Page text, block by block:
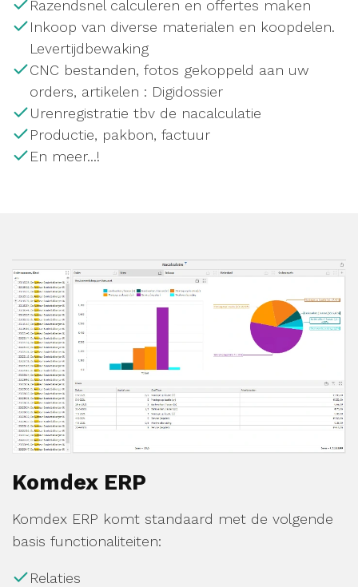
Razendsnel calculeren en offertes maken
Inkoop van diverse materialen en koopdelen.
Levertijdbewaking
CNC bestanden, fotos gekoppeld aan uw
orders, artikelen : Digidossier
Urenregistratie tbv de nacalculatie
Productie, pakbon, factuur
En meer...!
Komdex ERP
Komdex ERP komt standaard met de volgende
basis functionaliteiten:
Relaties